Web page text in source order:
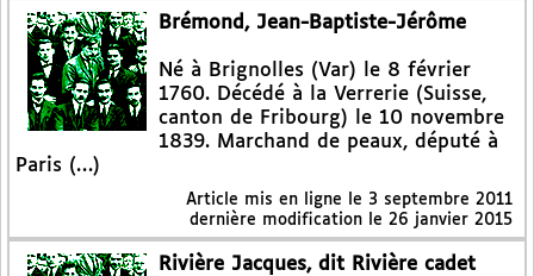
Brémond, Jean-Baptiste-Jérôme
Né à Brignolles (Var) le 8 février
1760. Décédé à la Verrerie (Suisse,
canton de Fribourg) le 10 novembre
1839. Marchand de peaux, député à
Paris (…)
Article mis en ligne le 3 septembre 2011
dernière modification le 26 janvier 2015
Rivière Jacques, dit Rivière cadet